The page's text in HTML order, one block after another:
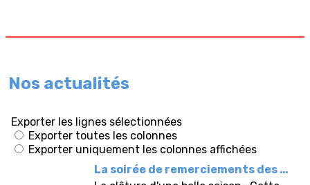
Nos actualités